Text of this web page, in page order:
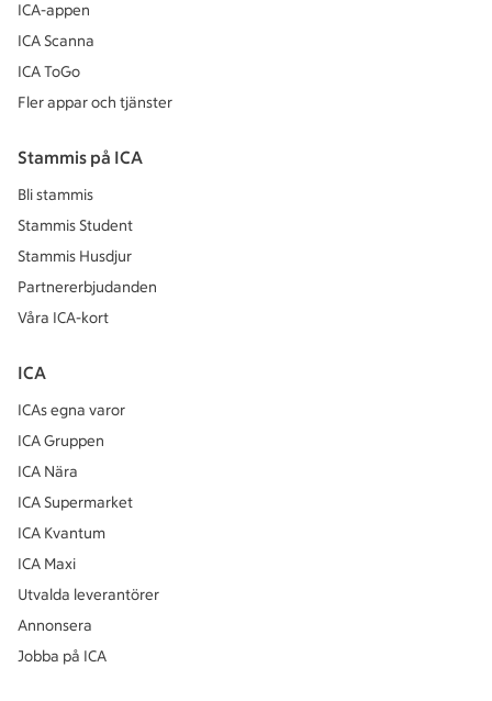
ICA-appen
ICA Scanna
ICA ToGo
Fler appar och tjänster
Stammis på ICA
Bli stammis
Stammis Student
Stammis Husdjur
Partnererbjudanden
Våra ICA-kort
ICA
ICAs egna varor
ICA Gruppen
ICA Nära
ICA Supermarket
ICA Kvantum
ICA Maxi
Utvalda leverantörer
Annonsera
Jobba på ICA